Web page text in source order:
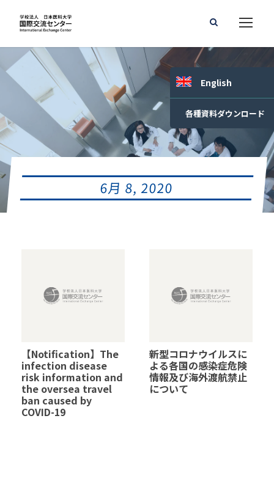
6月 8, 2020
【Notification】The
infection disease
risk information and
the oversea travel
ban caused by
COVID-19
新型コロナウイルスに
よる各国の感染症危険
情報及び海外渡航禁止
について
English
各種資料ダウンロード